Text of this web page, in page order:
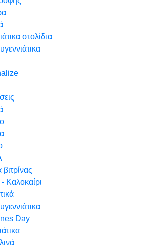
στολίδια
Καλοκαίρι
Day